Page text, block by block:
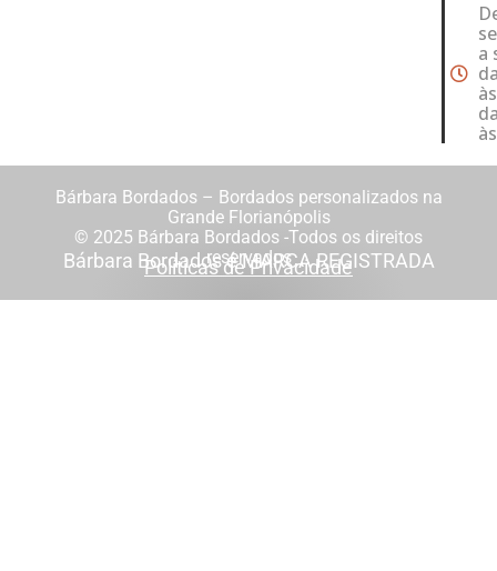
a
Bárbara Bordados – Bordados personalizados na
Grande Florianópolis
© 2025 Bárbara Bordados -Todos os direitos
reservados
Bárbara Bordados é MARCA REGISTRADA
Políticas de Privacidade